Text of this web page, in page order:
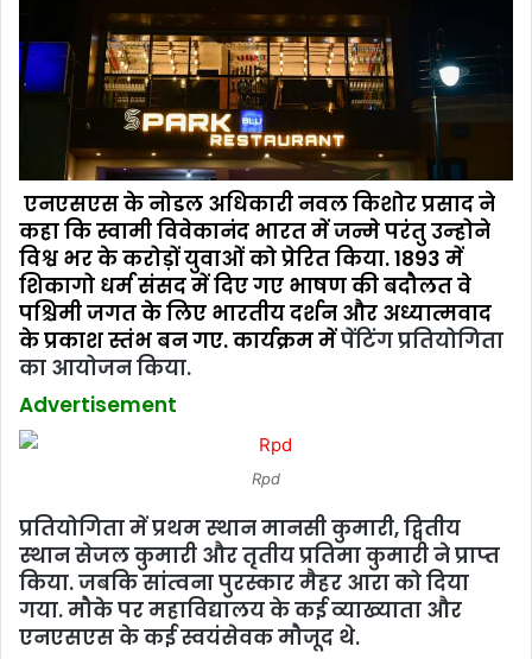
एनएसएस के नोडल अधिकारी नवल किशोर प्रसाद ने
कहा कि स्वामी विवेकानंद भारत में जन्मे परंतु उन्‍होने
विश्व भर के करोड़ों युवाओं को प्रेरित किया. 1893 में
शिकागो धर्म संसद में दिए गए भाषण की बदौलत वे
पश्चिमी जगत के लिए भारतीय दर्शन और अध्यात्मवाद
के प्रकाश स्तंभ बन गए. कार्यक्रम मेंपेंटिंग प्रतियोगिता
का आयोजन किया.
Advertisement
Rpd
प्रतियोगिता में प्रथम स्‍थान मानसी कुमारी, द्वितीय
स्‍थान सेजल कुमारी और तृतीय प्रतिमा कुमारी ने प्राप्‍त
किया. जबकि सांत्वना पुरस्कार मैहर आरा को दिया
गया. मौके पर महाविद्यालय के कई व्‍याख्‍याता और
एनएसएस के कई स्‍वयंसेवक मौजूद थे.